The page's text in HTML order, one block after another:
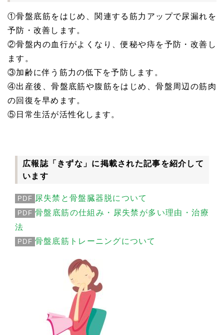
①骨盤底筋をはじめ、関連する筋力アップで尿漏れを
予防・改善します。
②骨盤内の血行がよくなり、便秘や痔を予防・改善し
ます。
③加齢に伴う筋力の低下を予防します。
④出産後、骨盤底筋や腹筋をはじめ、骨盤周辺の筋肉
の回復を早めます。
⑤日常生活が活性化します。
広報誌「きずな」に掲載された記事を紹介して
います
PDF 尿失禁と骨盤臓器脱について
PDF 骨盤底筋の仕組み・尿失禁が多い理由・治療
法
PDF 骨盤底筋トレーニングについて